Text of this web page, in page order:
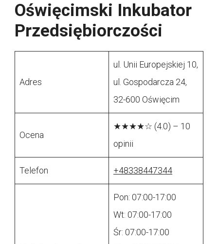
Oświęcimski Inkubator
Przedsiębiorczości
Adres
ul. Unii Europejskiej 10,
ul. Gospodarcza 24,
32-600 Oświęcim
Ocena
★★★★☆ (4.0) – 10
opinii
Telefon +48338447344
Pon: 07:00-17:00
Wt: 07:00-17:00
Śr: 07:00-17:00